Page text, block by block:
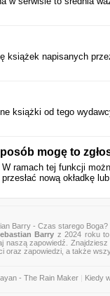
książek napisanych
książki od tego
mogę to
W ramach tej funkcji
nową okładkę
Barry - Czas starego Boga?
Barry z 2024 roku to
naszą zapowiedź. Znajdziesz
zapowiedzi, a także
- The Rain Maker Kiedy